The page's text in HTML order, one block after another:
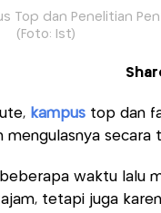
Top dan Penelitian
(Foto: Ist)
kampustop dan
mengulasnya secara
waktu lalu
tetapi juga